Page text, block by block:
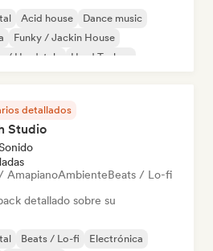
Acid house
Dance music
Funky / Jackin House
/ Hardstyle
Hard Techno
detallados
Studio
AmapianoAmbienteBeats / Lo-fi
detallado sobre su
Beats / Lo-fi
Electrónica